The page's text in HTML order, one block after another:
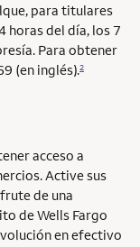
para titulares
horas del día, los 7
Para obtener
(en inglés).2
acceso a
Active sus
de una
de Wells Fargo
en efectivo